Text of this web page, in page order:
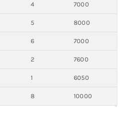
4 7000
5 8000
6 7000
2 7600
1 6050
8 10000